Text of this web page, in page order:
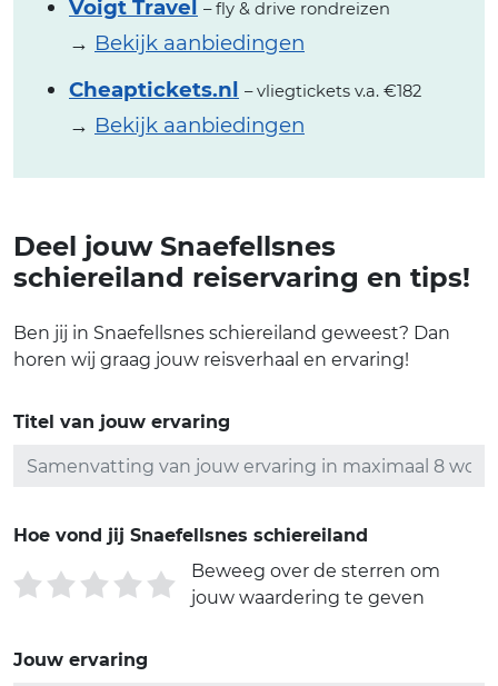
Voigt Travel – fly & drive rondreizen
→ Bekijk aanbiedingen
Cheaptickets.nl – vliegtickets v.a. €182
→ Bekijk aanbiedingen
Deel jouw Snaefellsnes
schiereiland reiservaring en tips!
Ben jij in Snaefellsnes schiereiland geweest? Dan
horen wij graag jouw reisverhaal en ervaring!
Titel van jouw ervaring
Hoe vond jij Snaefellsnes schiereiland
Beweeg over de sterren om
jouw waardering te geven
Jouw ervaring